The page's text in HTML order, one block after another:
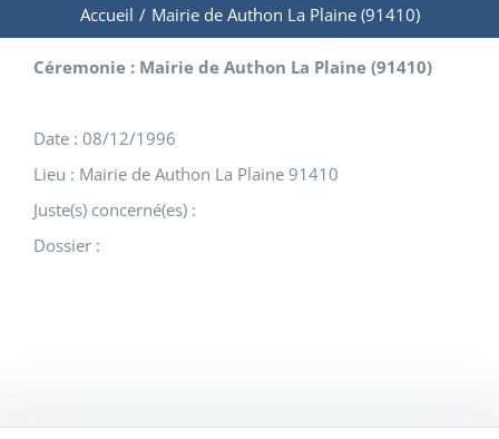
Accueil / Mairie de Authon La Plaine (91410)
Céremonie : Mairie de Authon La Plaine (91410)
Date : 08/12/1996
Lieu : Mairie de Authon La Plaine 91410
Juste(s) concerné(es) :
Dossier :